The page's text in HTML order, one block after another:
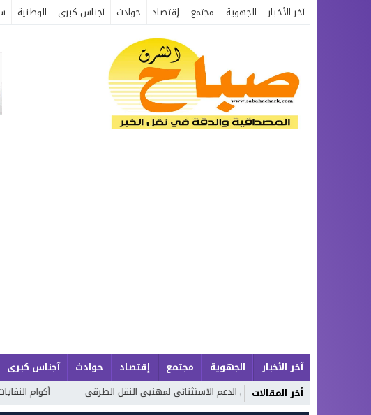
آخر الأخبار الجهوية مجتمع إقتصاد حوادث آجناس كبرى الوطنية
آخر الأخبار الجهوية مجتمع إقتصاد حوادث آجناس كبرى
أخر المقالات
إضافية من الدعم الاستثنائي لمهنيي النقل الطرقي أكوام النفايات تحاصر